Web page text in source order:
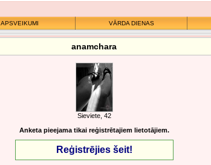
APSVEIKUMI VĀRDA DIENAS
anamchara
Sieviete, 42
Anketa pieejama tikai reģistrētajiem lietotājiem.
Reģistrējies šeit!